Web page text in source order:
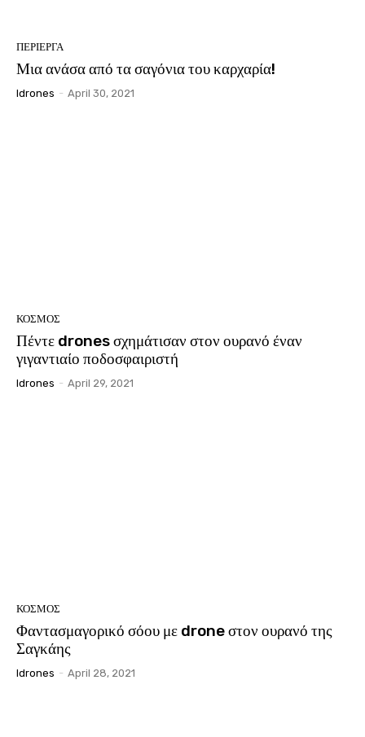
ΠΕΡΙΕΡΓΑ
Μια ανάσα από τα σαγόνια του καρχαρία!
Idrones - April 30, 2021
ΚΟΣΜΟΣ
Πέντε drones σχημάτισαν στον ουρανό έναν
γιγαντιαίο ποδοσφαιριστή
Idrones - April 29, 2021
ΚΟΣΜΟΣ
Φαντασμαγορικό σόου με drone στον ουρανό της
Σαγκάης
Idrones - April 28, 2021